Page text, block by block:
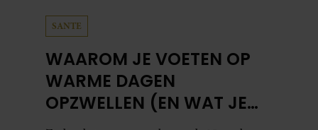
SANTE
WAAROM JE VOETEN OP
WARME DAGEN
OPZWELLEN (EN WAT JE
ERAAN KUNT DOEN)